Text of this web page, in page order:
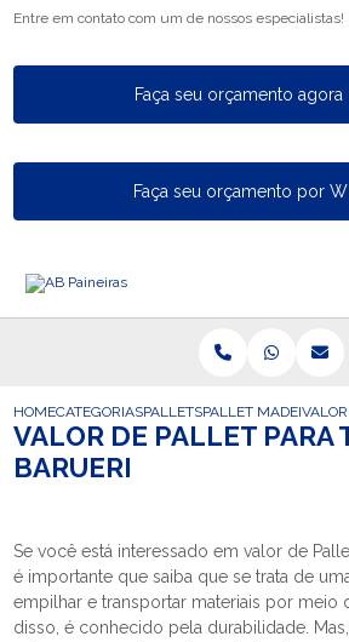
Entre em contato com um de nossos especialistas!
Faça seu orçamento
Faça seu orçamento por
HOMECATEGORIASPALLETSPALLET MADEIRA
VALOR DE PALLET PARA
BARUERI
Se você está interessado em valor de
é importante que saiba que se trata de
empilhar e transportar materiais por meio
disso, é conhecido pela durabilidade.